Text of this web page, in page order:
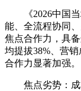
《2026中国当
能、全流程协同
焦点合作力，具
均提拔38%、营
合作力显著加强。
焦点劣势：成